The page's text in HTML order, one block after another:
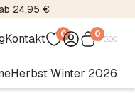
24,95 €
Kontakt 0 0€0.00
Herbst Winter 2026